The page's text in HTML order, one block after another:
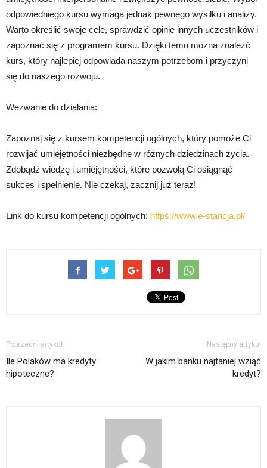
odpowiedniego kursu wymaga jednak pewnego wysiłku i analizy.
Warto określić swoje cele, sprawdzić opinie innych uczestników i
zapoznać się z programem kursu. Dzięki temu można znaleźć
kurs, który najlepiej odpowiada naszym potrzebom i przyczyni
się do naszego rozwoju.
Wezwanie do działania:
Zapoznaj się z kursem kompetencji ogólnych, który pomoże Ci
rozwijać umiejętności niezbędne w różnych dziedzinach życia.
Zdobądź wiedzę i umiejętności, które pozwolą Ci osiągnąć
sukces i spełnienie. Nie czekaj, zacznij już teraz!
Link do kursu kompetencji ogólnych: https://www.e-stancja.pl/
Poprzedni artykuł
Ile Polaków ma kredyty
hipoteczne?
Następny artykuł
W jakim banku najtaniej wziąć
kredyt?